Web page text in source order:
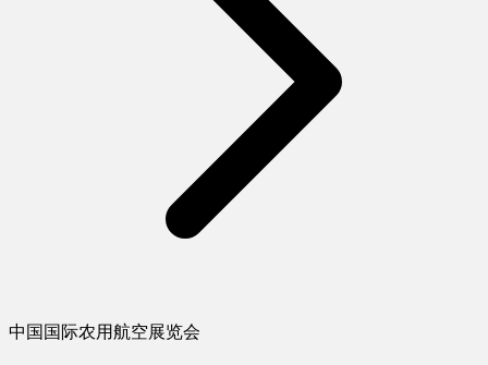
中国国际农用航空展览会